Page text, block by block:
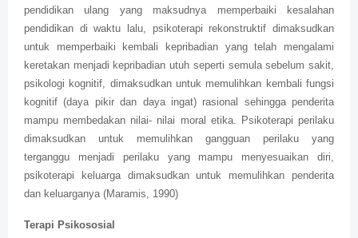
pendidikan ulang yang maksudnya memperbaiki kesalahan
pendidikan di waktu lalu, psikoterapi rekonstruktif dimaksudkan
untuk memperbaiki kembali kepribadian yang telah mengalami
keretakan menjadi kepribadian utuh seperti semula sebelum sakit,
psikologi kognitif, dimaksudkan untuk memulihkan kembali fungsi
kognitif (daya pikir dan daya ingat) rasional sehingga penderita
mampu membedakan nilai- nilai moral etika. Psikoterapi perilaku
dimaksudkan untuk memulihkan gangguan perilaku yang
terganggu menjadi perilaku yang mampu menyesuaikan diri,
psikoterapi keluarga dimaksudkan untuk memulihkan penderita
dan keluarganya (Maramis, 1990)
Terapi Psikososial